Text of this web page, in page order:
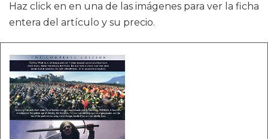
Haz click en en una de las imágenes para ver la ficha
entera del artículo y su precio.